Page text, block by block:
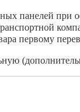
панелей при
первому